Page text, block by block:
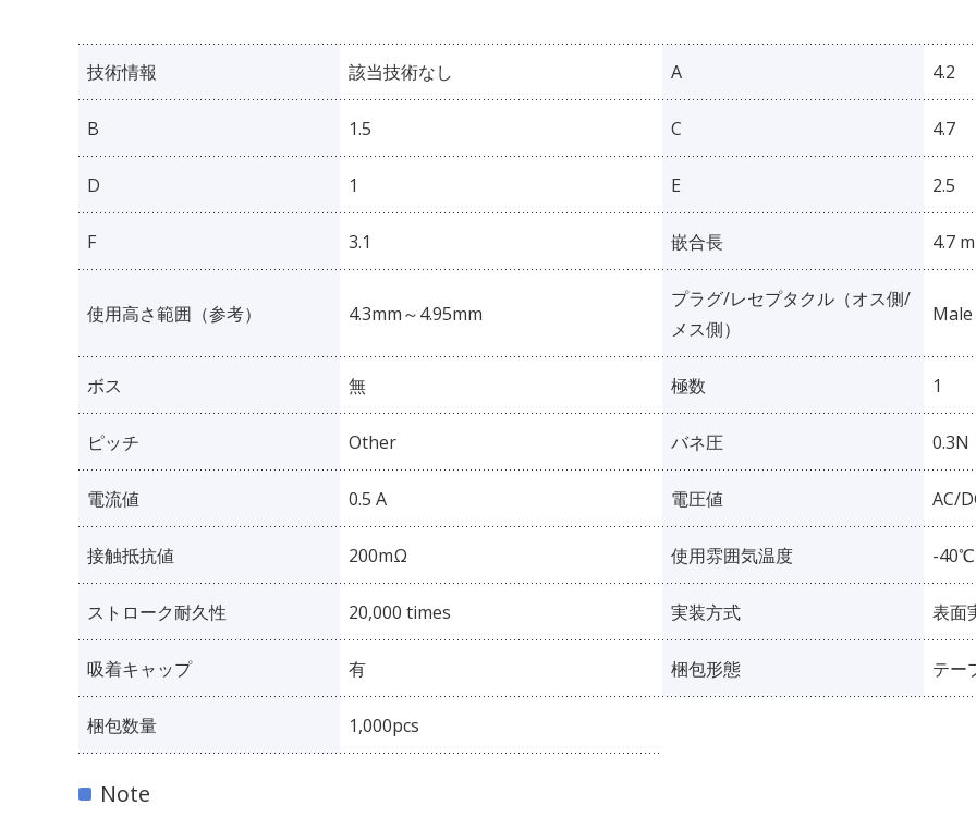
技術情報 該当技術なし A 4.2
B 1.5 C 4.7
D 1 E 2.5
F 3.1 嵌合長 4.7
使用高さ範囲（参考） 4.3mm～4.95mm
プラグ/レセプタクル（オス側/
メス側）
Male
ボス 無 極数 1
ピッチ Other バネ圧 0.3N
電流値 0.5 A 電圧値 AC/
接触抵抗値 200mΩ 使用雰囲気温度 -
ストローク耐久性 20,000 times 実装方式 表面
吸着キャップ 有 梱包形態 テー
梱包数量 1,000pcs
Note